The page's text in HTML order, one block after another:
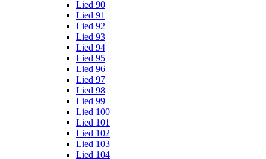
Lied 90
Lied 91
Lied 92
Lied 93
Lied 94
Lied 95
Lied 96
Lied 97
Lied 98
Lied 99
Lied 100
Lied 101
Lied 102
Lied 103
Lied 104